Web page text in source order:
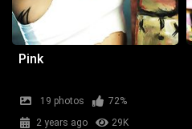
Pink
19 photos
72%
2 years ago
29K